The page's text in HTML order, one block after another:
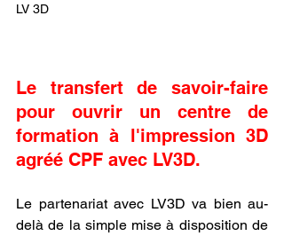
LV 3D
Le transfert de savoir-faire
pour ouvrir un centre de
formation à l'impression 3D
agréé CPF avec LV3D.
Le partenariat avec LV3D va bien au-
delà de la simple mise à disposition de